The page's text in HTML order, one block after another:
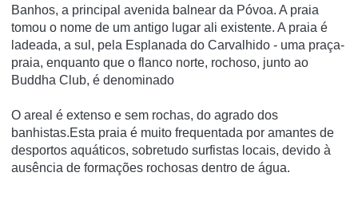
Banhos, a principal avenida balnear da Póvoa. A praia
tomou o nome de um antigo lugar ali existente. A praia é
ladeada, a sul, pela Esplanada do Carvalhido - uma praça-
praia, enquanto que o flanco norte, rochoso, junto ao
Buddha Club, é denominado
O areal é extenso e sem rochas, do agrado dos
banhistas.Esta praia é muito frequentada por amantes de
desportos aquáticos, sobretudo surfistas locais, devido à
ausência de formações rochosas dentro de água.